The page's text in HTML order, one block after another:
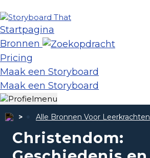
Startpagina
Bronnen
Pricing
Maak een Storyboard
Maak een Storyboard
Alle Bronnen Voor Leerkrachten
Christendom: